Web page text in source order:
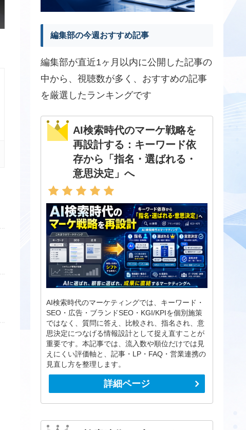
編集部の今週おすすめ記事
編集部が直近1ヶ月以内に公開した記事の
中から、視聴数が多く、おすすめの記事
を厳選したランキングです
AI検索時代のマーケ戦略を
再設計する：キーワード依
存から「指名・選ばれる・
意思決定」へ
AI検索時代のマーケティングでは、キーワード・
SEO・広告・ブランドSEO・KGI/KPIを個別施策
ではなく、質問に答え、比較され、指名され、意
思決定につなげる情報設計として捉え直すことが
重要です。本記事では、流入数や順位だけでは見
えにくい評価軸と、記事・LP・FAQ・営業連携の
見直し方を整理します。
詳細ページ